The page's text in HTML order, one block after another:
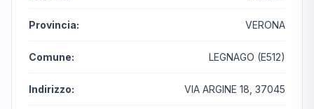
Provincia: VERONA
Comune: LEGNAGO (E512)
Indirizzo: VIA ARGINE 18, 37045